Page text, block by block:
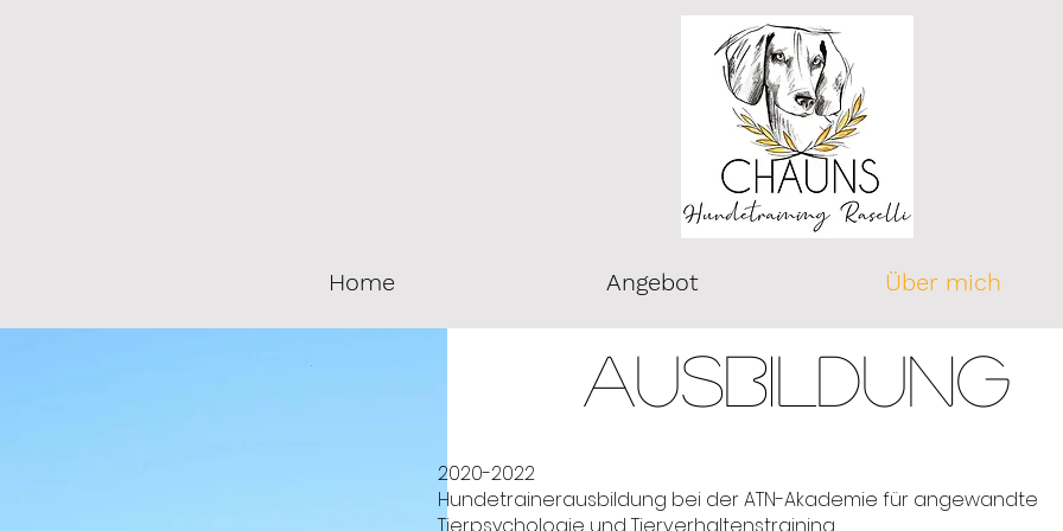
Home Angebot Über mich
Ausbildung
2020-2022
Hundetrainerausbildung bei der ATN-Akademie für angewandte